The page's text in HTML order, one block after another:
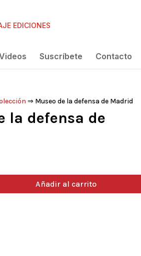
Suscríbete Contacto
⇒ Museo de la defensa de Madrid
la defensa de
Añadir al carrito